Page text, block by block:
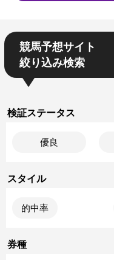
競馬予想サイト
絞り込み検索
検証ステータス
優良
スタイル
的中率
券種